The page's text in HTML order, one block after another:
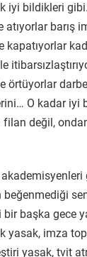
iyi bildikleri
atıyorlar barış
kapatıyorlar
örtüyorlar
O kadar iyi
filan değil,
beğenmediği
başka gece
yasak, imza
yasak, tvit